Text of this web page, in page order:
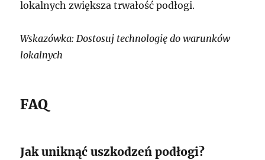
lokalnych zwiększa trwałość podłogi.
Wskazówka: Dostosuj technologię do warunków
lokalnych
FAQ
Jak uniknąć uszkodzeń podłogi?